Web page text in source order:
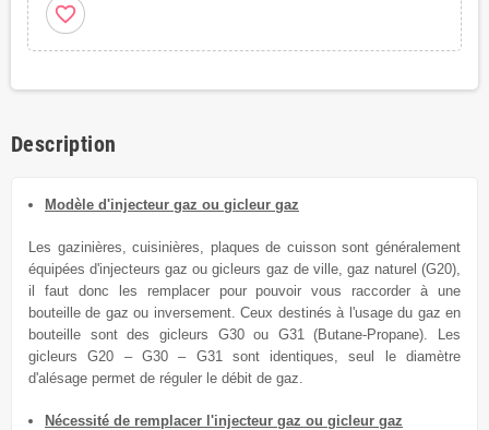
favorite_border
Description
Modèle d'injecteur gaz ou gicleur gaz
Les gazinières, cuisinières, plaques de cuisson sont généralement
équipées d'injecteurs gaz ou gicleurs gaz deville, gaz naturel (G20),
il faut donc les remplacer pourpouvoir vous raccorder à une
bouteille de gaz ou inversement. Ceux destinés à l'usage du gaz en
bouteille sont des gicleurs G30 ou G31 (Butane-Propane). Les
gicleurs G20 – G30 – G31 sont identiques, seul le diamètre
d'alésage permet de réguler le débit de gaz.
Nécessité de remplacer l'injecteur gaz ou gicleur gaz